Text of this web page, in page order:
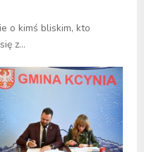
o kimś bliskim, kto
z...